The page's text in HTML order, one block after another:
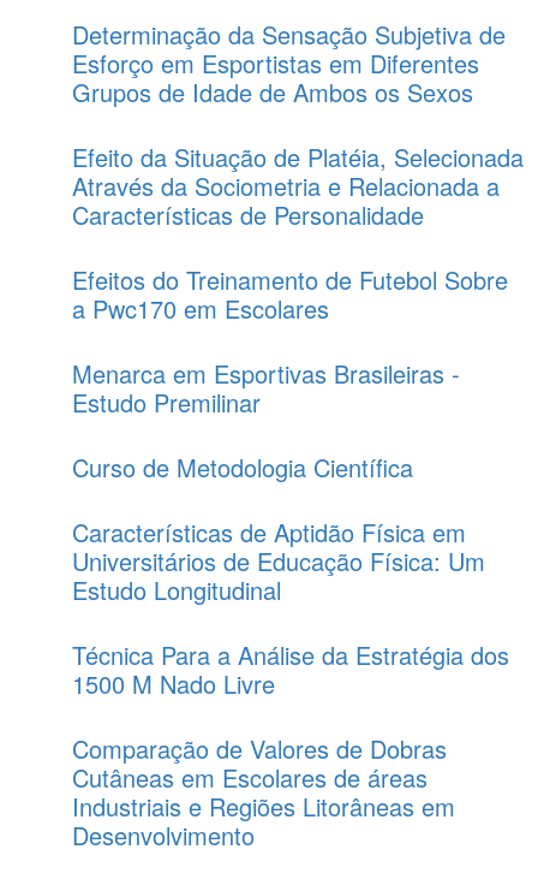
Determinação da Sensação Subjetiva de
Esforço em Esportistas em Diferentes
Grupos de Idade de Ambos os Sexos
Efeito da Situação de Platéia, Selecionada
Através da Sociometria e Relacionada a
Características de Personalidade
Efeitos do Treinamento de Futebol Sobre
a Pwc170 em Escolares
Menarca em Esportivas Brasileiras -
Estudo Premilinar
Curso de Metodologia Científica
Características de Aptidão Física em
Universitários de Educação Física: Um
Estudo Longitudinal
Técnica Para a Análise da Estratégia dos
1500 M Nado Livre
Comparação de Valores de Dobras
Cutâneas em Escolares de áreas
Industriais e Regiões Litorâneas em
Desenvolvimento